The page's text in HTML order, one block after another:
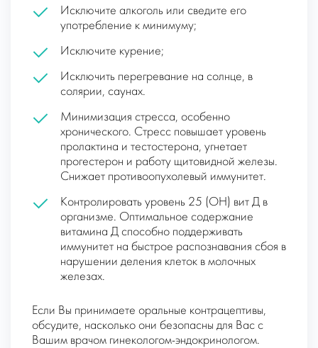
Исключите алкоголь или сведите его
употребление к минимуму;
Исключите курение;
Исключить перегревание на солнце, в
солярии, саунах.
Минимизация стресса, особенно
хронического. Стресс повышает уровень
пролактина и тестостерона, угнетает
прогестерон и работу щитовидной железы.
Снижает противоопухолевый иммунитет.
Контролировать уровень 25 (OH) вит Д в
организме. Оптимальное содержание
витамина Д способно поддерживать
иммунитет на быстрое распознавания сбоя в
нарушении деления клеток в молочных
железах.
Если Вы принимаете оральные контрацептивы,
обсудите, насколько они безопасны для Вас с
Вашим врачом гинекологом-эндокринологом.